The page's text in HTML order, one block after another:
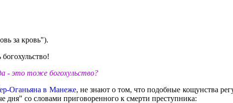
за кровь").
- это тоже богохульство?
Оганьяна в Манеже, не знают о том, что подобные кощунства
дня" со словами приговоренного к смерти преступника: